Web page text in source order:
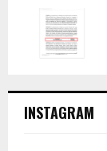
INSTAGRAM